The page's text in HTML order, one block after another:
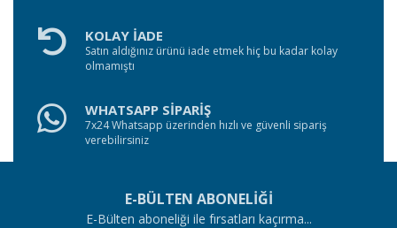
KOLAY İADE
Satın aldığınız ürünü iade etmek hiç bu kadar kolay
olmamıştı
WHATSAPP SİPARİŞ
7x24 Whatsapp üzerinden hızlı ve güvenli sipariş
verebilirsiniz
E-BÜLTEN ABONELİĞİ
E-Bülten aboneliği ile fırsatları kaçırma...